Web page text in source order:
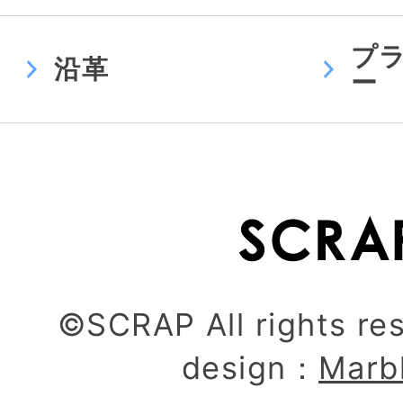
沿革
プ
ー
©SCRAP All rights
design：